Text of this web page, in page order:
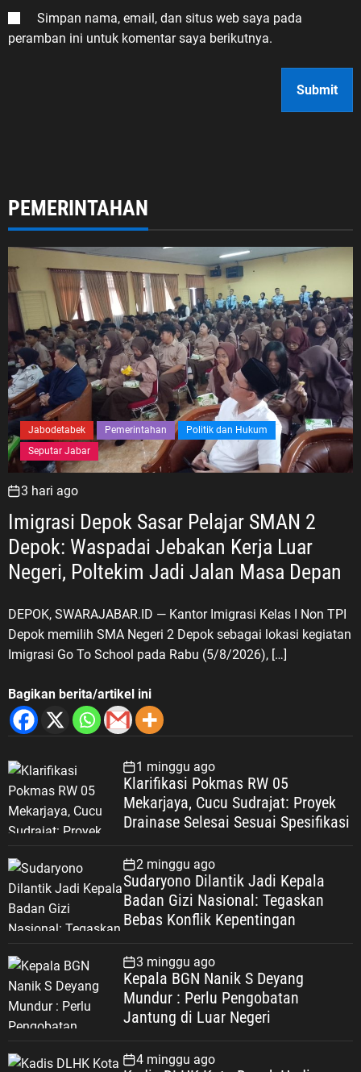
Simpan nama, email, dan situs web saya pada
peramban ini untuk komentar saya berikutnya.
PEMERINTAHAN
Jabodetabek Pemerintahan
Politik dan Hukum
Seputar Jabar
3 hari ago
Imigrasi Depok Sasar Pelajar SMAN 2
Depok: Waspadai Jebakan Kerja Luar
DEPOK, SWARAJABAR.ID — Kantor Imigrasi Kelas I Non TPI
Depok memilih SMA Negeri 2 Depok sebagai lokasi kegiatan
Imigrasi Go To School pada Rabu (5/8/2026), […]
Bagikan berita/artikel ini
1 minggu ago
Klarifikasi Pokmas RW 05
Mekarjaya, Cucu Sudrajat: Proyek
Drainase Selesai Sesuai Spesifikasi
2 minggu ago
Sudaryono Dilantik Jadi Kepala
Badan Gizi Nasional: Tegaskan
Bebas Konflik Kepentingan
3 minggu ago
Kepala BGN Nanik S Deyang
Mundur : Perlu Pengobatan
Jantung di Luar Negeri
4 minggu ago